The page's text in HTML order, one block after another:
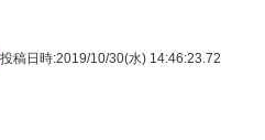
投稿日時:2019/10/30(水) 14:46:23.72